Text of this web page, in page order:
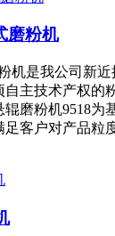
磨粉机
机是我公司新
自主技术产权的
磨粉机9518为
足客户对产品粒